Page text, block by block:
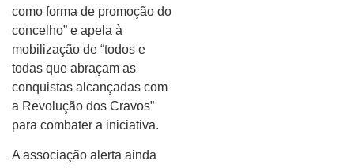
como forma de promoção do
concelho” e apela à
mobilização de “todos e
todas que abraçam as
conquistas alcançadas com
a Revolução dos Cravos”
para combater a iniciativa.
A associação alerta ainda